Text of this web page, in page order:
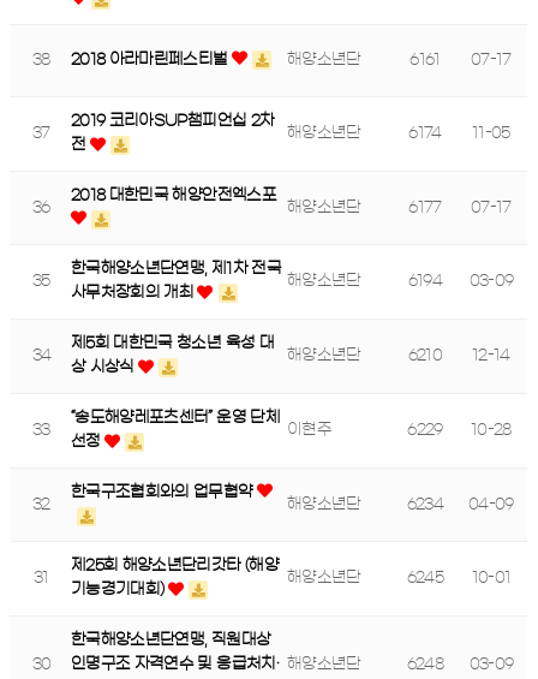
38 2018 아라마린페스티벌 해양소년단 6161 07-17
37
2019 코리아SUP챔피언십 2차
전
해양소년단 6174 11-05
36
2018 대한민국 해양안전엑스포
해양소년단 6177 07-17
35
한국해양소년단연맹, 제1차 전국
사무처장회의 개최
해양소년단 6194 03-09
34
제5회 대한민국 청소년 육성 대
상 시상식
해양소년단 6210 12-14
33
“송도해양레포츠센터” 운영 단체
선정
이현주 6229 10-28
32
한국구조협회와의 업무협약
해양소년단 6234 04-09
31
제25회 해양소년단리갓타 (해양
기능경기대회)
해양소년단 6245 10-01
30
한국해양소년단연맹, 직원대상
인명구조 자격연수 및 응급처치· 해양소년단 6248 03-09